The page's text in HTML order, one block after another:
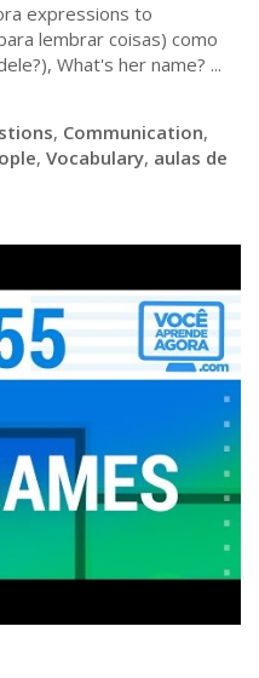
expressions to
lembrar coisas) como
What's her name? ...
, Communication,
, Vocabulary, aulas de